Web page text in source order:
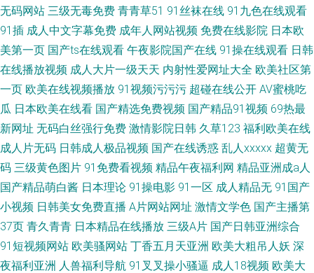
无码网站 三级无毒免费 青青草51 91丝袜在线 91九色在线观看
91插 成人中文字幕免费 成年人网站视频 免费在线影院 日本欧
美第一页 国产ts在线观看 午夜影院国产在线 91操在线观看 日韩
在线播放视频 成人大片一级天天 内射性爱网址大全 欧美社区第
一页 欧美在线视频播放 91视频污污污 超碰在线公开 AV蜜桃吃
瓜 日本欧美在线看 国产精选免费视频 国产精品91视频 69热最
新网址 无码白丝强行免费 激情影院日韩 久草123 福利欧美在线
成人片无码 日韩成人极品视频 国产在线诱惑 乱人xxxxx 超黄无
码 三级黄色图片 91免费看视频 精品午夜福利网 精品亚洲成a人
国产精品萌白酱 日本理论 91操电影 91一区 成人精品无 91国产
小视频 日韩美女免费直播 A片网站网址 激情文学色 国产主播第
37页 青久青青 日本精品在线播放 三级A片 国产日韩亚洲综合
91短视频网站 欧美骚网站 丁香五月天亚洲 欧美大粗吊人妖 深
夜福利亚洲 人兽福利导航 91叉叉操小骚逼 成人18视频 欧美大